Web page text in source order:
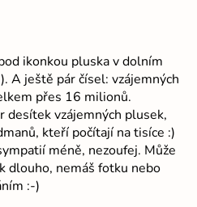
ikonkou pluska v dolním
A ještě pár čísel: vzájemných
přes 16 milionů.
desítek vzájemných plusek,
kteří počítají na tisíce :)
méně, nezoufej. Může
dlouho, nemáš fotku nebo
:-)